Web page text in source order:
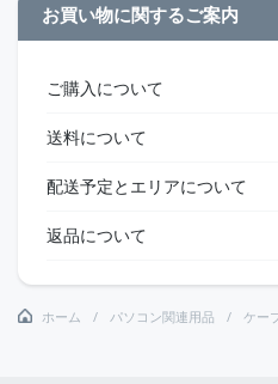
お買い物に関するご案内
ご購入について
送料について
配送予定とエリアについて
返品について
ホーム パソコン関連用品 ケー